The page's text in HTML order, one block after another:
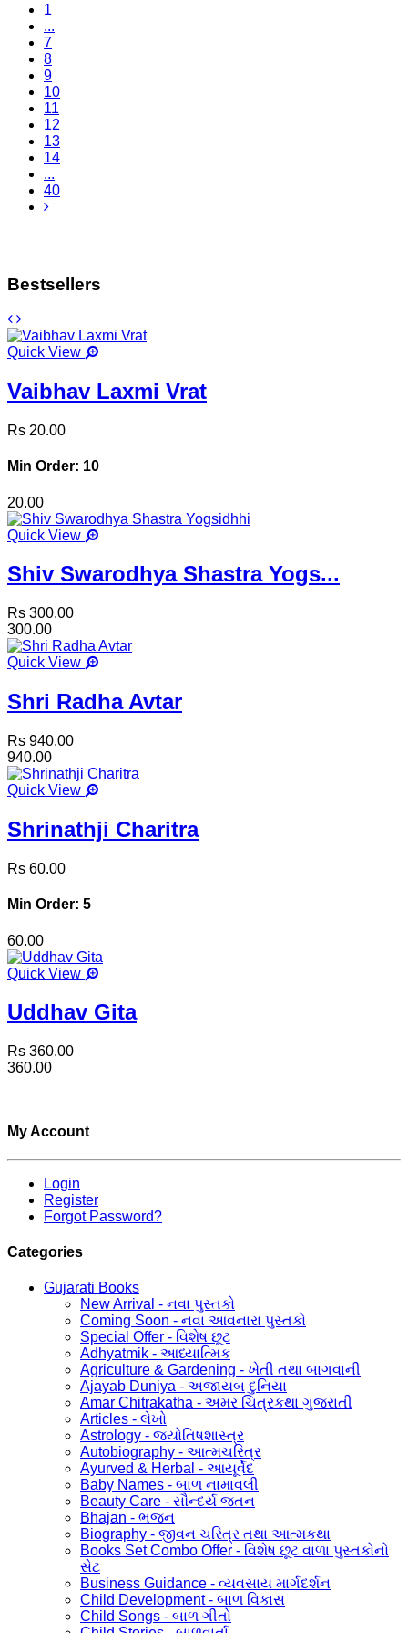
1
...
7
8
9
10
11
12
13
14
...
40
Bestsellers
Quick View
Vaibhav Laxmi Vrat
Rs 20.00
Min Order: 10
20.00
Quick View
Shiv Swarodhya Shastra Yogs...
Rs 300.00
300.00
Quick View
Shri Radha Avtar
Rs 940.00
940.00
Quick View
Shrinathji Charitra
Rs 60.00
Min Order: 5
60.00
Quick View
Uddhav Gita
Rs 360.00
360.00
My Account
Login
Register
Forgot Password?
Categories
Gujarati Books
New Arrival - નવા પુસ્તકો
Coming Soon - નવા આવનારા પુસ્તકો
Special Offer - વિશેષ છૂટ
Adhyatmik - આધ્યાત્મિક
Agriculture & Gardening - ખેતી તથા બાગવાની
Ajayab Duniya - અજાયબ દુનિયા
Amar Chitrakatha - અમર ચિત્રકથા ગુજરાતી
Articles - લેખો
Astrology - જ્યોતિષશાસ્ત્ર
Autobiography - આત્મચરિત્ર
Ayurved & Herbal - આયૂર્વેદ
Baby Names - બાળ નામાવલી
Beauty Care - સૌન્દર્ય જતન
Bhajan - ભજન
Biography - જીવન ચરિત્ર તથા આત્મકથા
Books Set Combo Offer - વિશેષ છૂટ વાળા પુસ્તકોનો
સેટ
Business Guidance - વ્યવસાય માર્ગદર્શન
Child Development - બાળ વિકાસ
Child Songs - બાળ ગીતો